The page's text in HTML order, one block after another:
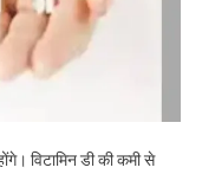
रुकावट
विटामिन डी की कमी से